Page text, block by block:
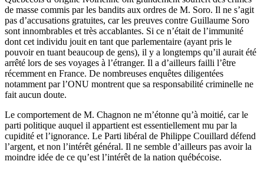
de masse commis par les bandits aux ordres de M. Soro. Il ne s’agit
pas d’accusations gratuites, car les preuves contre Guillaume Soro
sont innombrables et très accablantes. Si ce n’était de l’immunité
dont cet individu jouit en tant que parlementaire (ayant pris le
pouvoir en tuant beaucoup de gens), il y a longtemps qu’il aurait été
arrêté lors de ses voyages à l’étranger. Il a d’ailleurs failli l’être
récemment en France. De nombreuses enquêtes diligentées
notamment par l’ONU montrent que sa responsabilité criminelle ne
fait aucun doute.
Le comportement de M. Chagnon ne m’étonne qu’à moitié, car le
parti politique auquel il appartient est essentiellement mu par la
cupidité et l’ignorance. Le Parti libéral de Philippe Couillard défend
l’argent, et non l’intérêt général. Il ne semble d’ailleurs pas avoir la
moindre idée de ce qu’est l’intérêt de la nation québécoise.